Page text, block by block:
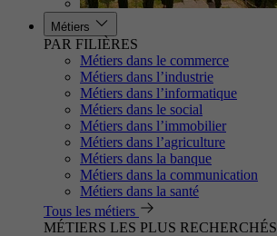
Métiers
PAR FILIÈRES
Métiers dans le commerce
Métiers dans l’industrie
Métiers dans l’informatique
Métiers dans le social
Métiers dans l’immobilier
Métiers dans l’agriculture
Métiers dans la banque
Métiers dans la communication
Métiers dans la santé
Tous les métiers
MÉTIERS LES PLUS RECHERCHÉS